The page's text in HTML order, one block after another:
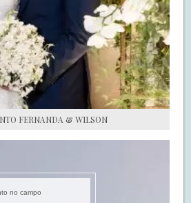
FERNANDA & WILSON
no campo